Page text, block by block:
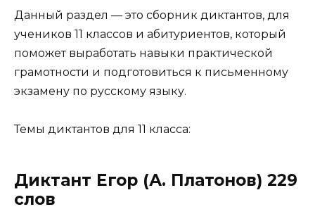
Данный раздел — это сборник диктантов, для
учеников 11 классов и абитуриентов, который
поможет выработать навыки практической
грамотности и подготовиться к письменному
экзамену по русскому языку.
Темы диктантов для 11 класса:
Диктант Егор (А. Платонов) 229
слов